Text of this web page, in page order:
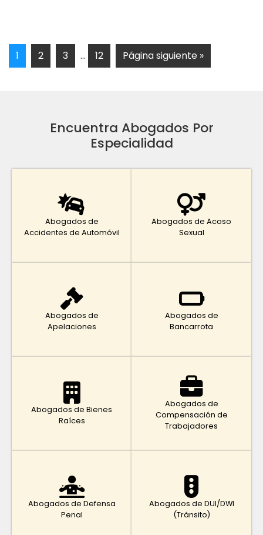
1 2 3 … 12 Página siguiente »
Encuentra Abogados Por
Especialidad
Abogados de
Accidentes de Automóvil
Abogados de Acoso
Sexual
Abogados de
Apelaciones
Abogados de
Bancarrota
Abogados de Bienes
Raíces
Abogados de
Compensación de
Trabajadores
Abogados de Defensa
Penal
Abogados de DUI/DWI
(Tránsito)